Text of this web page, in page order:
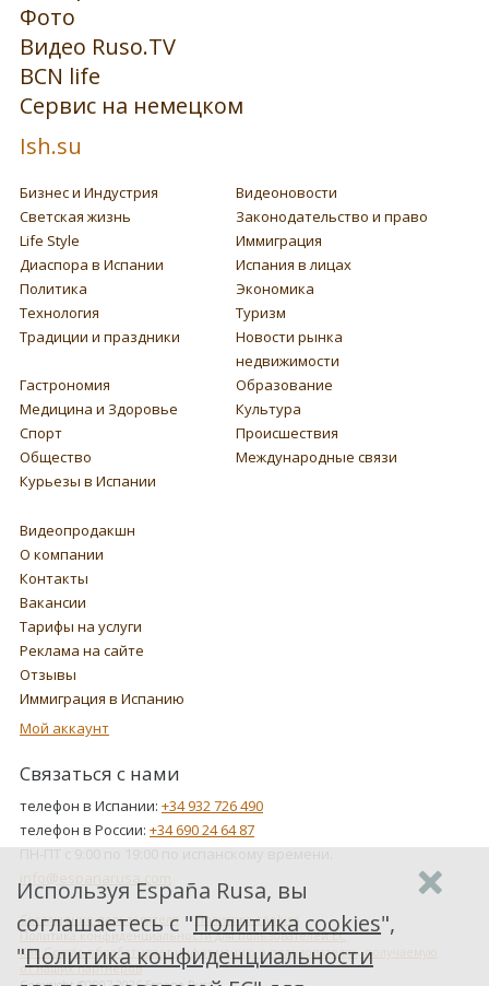
Фото
Видео Ruso.TV
BCN life
Сервис на немецком
Ish.su
Бизнес и Индустрия
Видеоновости
Светская жизнь
Законодательство и право
Life Style
Иммиграция
Диаспора в Испании
Испания в лицах
Политика
Экономика
Технология
Туризм
Традиции и праздники
Новости рынка
недвижимости
Гастрономия
Образование
Медицина и Здоровье
Культура
Спорт
Происшествия
Общество
Международные связи
Курьезы в Испании
Видеопродакшн
О компании
Контакты
Вакансии
Тарифы на услуги
Реклама на сайте
Отзывы
Иммиграция в Испанию
Мой аккаунт
Связаться с нами
телефон в Испании: +34 932 726 490
телефон в России: +34 690 24 64 87
ПН-ПТ с 9:00 по 19:00 по испанскому времени.
info@espanarusa.com
Соглашение пользователя
Политика cookies
Политика конфиденциальности для пользователей ЕС
Как Google обрабатывает информацию о пользователях, получаемую
от наших партнеров
Используя España Rusa, вы
соглашаетесь с "Политика cookies",
"Политика конфиденциальности